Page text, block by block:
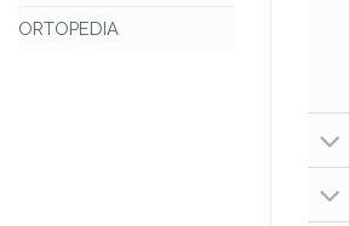
ORTOPEDIA